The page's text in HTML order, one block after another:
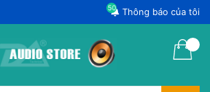
Thông báo của tôi
50